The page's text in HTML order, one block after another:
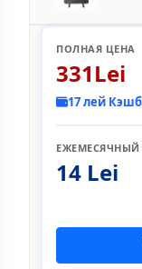
ПОЛНАЯ ЦЕНА
331Lei
17 лей
ЕЖЕМЕСЯЧНЫЙ
14 Lei